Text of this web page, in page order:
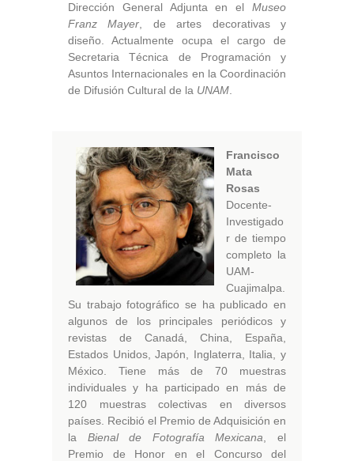
Dirección General Adjunta en el Museo
Franz Mayer , de artes decorativas y
diseño. Actualmente ocupa el cargo de
Secretaria Técnica de Programación y
Asuntos Internacionales en la Coordinación
de Difusión Cultural de la UNAM
Francisco
Mata
Rosas
Docente-
Investigado
r de tiempo
completo la
UAM-
Cuajimalpa.
Su trabajo fotográfico se ha publicado en
algunos de los principales periódicos y
revistas de Canadá, China, España,
Estados Unidos, Japón, Inglaterra, Italia, y
México. Tiene más de 70 muestras
individuales y ha participado en más de
120 muestras colectivas en diversos
países. Recibió el Premio de Adquisición en
la Bienal de Fotografía Mexicana , el
Premio de Honor en el Concurso del